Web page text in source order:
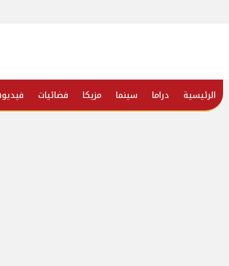
الرئيسية دراما سينما مزيكا فضائيات